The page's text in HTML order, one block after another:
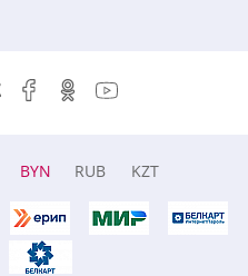
BYN RUB KZT